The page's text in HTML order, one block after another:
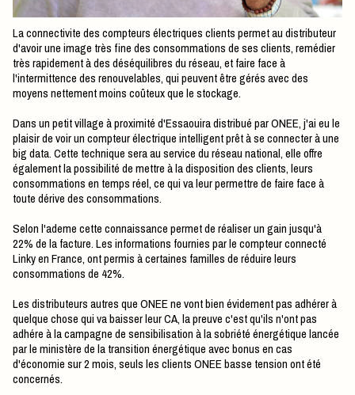
La connectivite des compteurs électriques clients permet au distributeur
d'avoir une image très fine des consommations de ses clients, remédier
très rapidement à des déséquilibres du réseau, et faire face à
l'intermittence des renouvelables, qui peuvent être gérés avec des
moyens nettement moins coûteux que le stockage.
Dans un petit village à proximité d'Essaouira distribué par ONEE, j'ai eu le
plaisir de voir un compteur électrique intelligent prêt à se connecter à une
big data. Cette technique sera au service du réseau national, elle offre
également la possibilité de mettre à la disposition des clients, leurs
consommations en temps réel, ce qui va leur permettre de faire face à
toute dérive des consommations.
Selon l'ademe cette connaissance permet de réaliser un gain jusqu'à
22% de la facture. Les informations fournies par le compteur connecté
Linky en France, ont permis à certaines familles de réduire leurs
consommations de 42%.
Les distributeurs autres que ONEE ne vont bien évidement pas adhérer à
quelque chose qui va baisser leur CA, la preuve c'est qu'ils n'ont pas
adhére à la campagne de sensibilisation à la sobriété énergétique lancée
par le ministère de la transition énergétique avec bonus en cas
d'économie sur 2 mois, seuls les clients ONEE basse tension ont été
concernés.